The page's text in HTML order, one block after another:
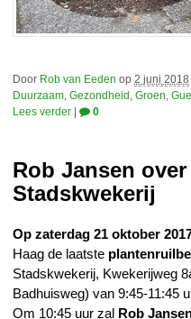
Door Rob van Eeden op 2 juni 2018
Duurzaam, Gezondheid , Groen,
Lees verder
0
Rob Jansen over
Stadskwekerij
Op zaterdag 21 oktober
Haag de laatste
Stadskwekerij, Kwekerijweg
Badhuisweg) van 9:45-11:45
Om 10:45 uur zal Rob